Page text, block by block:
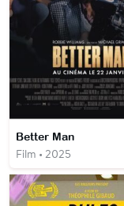
Better Man
Film • 2025